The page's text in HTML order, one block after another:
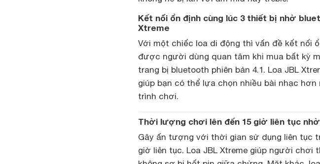
Kết nối ổn định cùng lúc 3 thiết bị nhờ
Xtreme
Với một chiếc loa di động thì vấn đề kết nối
được người dùng quan tâm khi mua bất kỳ
trang bị bluetooth phiên bản 4.1. Loa JBL
giúp bạn có thể lựa chọn nhiều bài nhạc
trình chơi.
Thời lượng chơi lên đến 15 giờ liên tục
Gây ấn tượng với thời gian sử dụng liên tục
giờ liên tục. Loa JBL Xtreme giúp người chơi